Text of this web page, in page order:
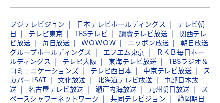
フジテレビジョン 日本テレビホールディングス
テレビ朝
日
テレビ東京 TBSテレビ 讀賣テレビ放送
関西テレ
ビ放送
毎日放送 ＷＯＷＯＷ ニッポン放送
朝日放送
グループホールディングス
エフエム東京
ＲＫＢ毎日ホー
ルディングス
テレビ大阪 東海テレビ放送
TBSラジオ＆
コミュニケーションズ
テレビ西日本 中京テレビ放送
ス
カパーJSAT
文化放送 北海道テレビ放送
中部日本放
送
名古屋テレビ放送 瀬戸内海放送 九州朝日放送
ス
ペースシャワーネットワーク
共同テレビジョン
静岡朝日